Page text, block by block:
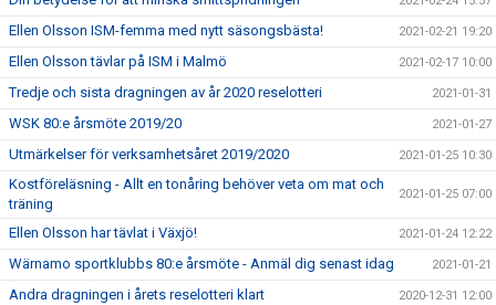
Ellen Olsson ISM-femma med nytt säsongsbästa! 2021-02-21 19:20
Ellen Olsson tävlar på ISM i Malmö 2021-02-17 10:00
Tredje och sista dragningen av år 2020 reselotteri 2021-01-31
WSK 80:e årsmöte 2019/20 2021-01-27
Utmärkelser för verksamhetsåret 2019/2020 2021-01-25 10:30
Kostföreläsning - Allt en tonåring behöver veta om mat och
träning
2021-01-25 07:00
Ellen Olsson har tävlat i Växjö! 2021-01-24 12:22
Wärnamo sportklubbs 80:e årsmöte - Anmäl dig senast idag 2021-01-21
Andra dragningen i årets reselotteri klart 2020-12-31 12:00